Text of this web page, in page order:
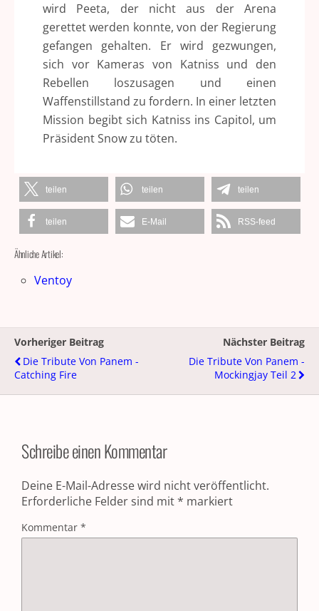
wird Peeta, der nicht aus der Arena
gerettet werden konnte, von der Regierung
gefangen gehalten. Er wird gezwungen,
sich vor Kameras von Katniss und den
Rebellen loszusagen und einen
Waffenstillstand zu fordern. In einer letzten
Mission begibt sich Katniss ins Capitol, um
Präsident Snow zu töten.
teilen teilen teilen
teilen E-Mail RSS-feed
Ähnliche Artikel:
Ventoy
Vorheriger Beitrag
Die Tribute Von Panem -
Catching Fire
Nächster Beitrag
Die Tribute Von Panem -
Mockingjay Teil 2
Schreibe einen Kommentar
Deine E-Mail-Adresse wird nicht veröffentlicht.
Erforderliche Felder sind mit* markiert
Kommentar *